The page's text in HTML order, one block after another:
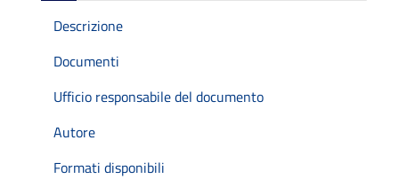
Descrizione
Documenti
Ufficio responsabile del documento
Autore
Formati disponibili